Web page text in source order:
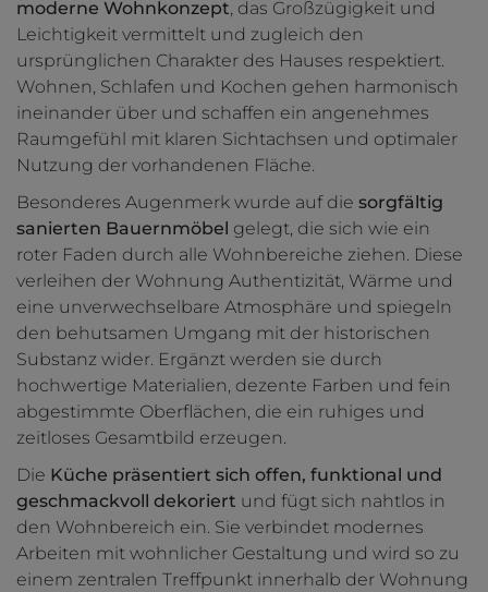
moderne Wohnkonzept, das Großzügigkeit und
Leichtigkeit vermittelt und zugleich den
ursprünglichen Charakter des Hauses respektiert.
Wohnen, Schlafen und Kochen gehen harmonisch
ineinander über und schaffen ein angenehmes
Raumgefühl mit klaren Sichtachsen und optimaler
Nutzung der vorhandenen Fläche.
Besonderes Augenmerk wurde auf die sorgfältig
sanierten Bauernmöbel gelegt, die sich wie ein
roter Faden durch alle Wohnbereiche ziehen. Diese
verleihen der Wohnung Authentizität, Wärme und
eine unverwechselbare Atmosphäre und spiegeln
den behutsamen Umgang mit der historischen
Substanz wider. Ergänzt werden sie durch
hochwertige Materialien, dezente Farben und fein
abgestimmte Oberflächen, die ein ruhiges und
zeitloses Gesamtbild erzeugen.
Die Küche präsentiert sich offen, funktional und
geschmackvoll dekoriert und fügt sich nahtlos in
den Wohnbereich ein. Sie verbindet modernes
Arbeiten mit wohnlicher Gestaltung und wird so zu
einem zentralen Treffpunkt innerhalb der Wohnung